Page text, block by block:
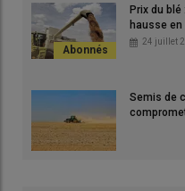
Prix du
hausse
24 juillet
Semis de